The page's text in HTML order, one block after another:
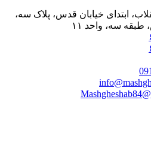
ابتدای خیابان قدس، پلاک سه،
سه، واحد ۱۱